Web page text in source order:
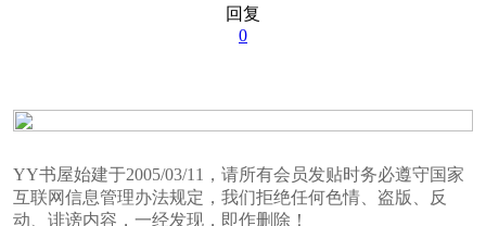
回复
0
YY书屋始建于2005/03/11，请所有会员发贴时务必遵守国家
互联网信息管理办法规定，我们拒绝任何色情、盗版、反
动、诽谤内容，一经发现，即作删除！